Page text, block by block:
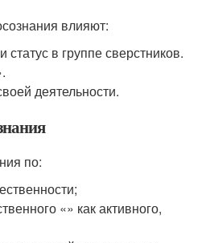
влияют:
в группе сверстников.
деятельности.
по:
«» как активного,